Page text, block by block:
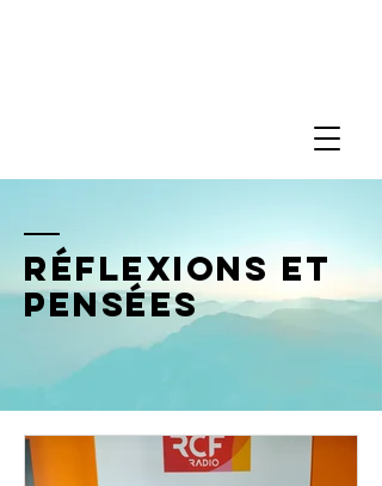
Réflexions et
pensées